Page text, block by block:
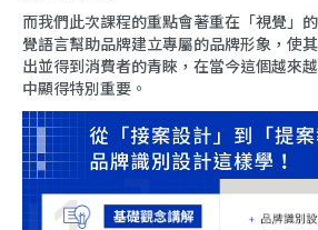
而我們此次課程的重點會著重在「視覺」
覺語言幫助品牌建立專屬的品牌形象，使
出並得到消費者的青睞，在當今這個越來
中顯得特別重要。